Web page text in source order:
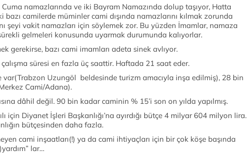
namazlarında ve iki Bayram Namazında dolup taşıyor, Hatta
bazı camilerde müminler cami dışında namazlarını kılmak zorunda
şeyi vakit namazları için söylemek zor. Bu yüzden İmamlar, namaza
gelmeleri konusunda uyarmak durumunda kalıyorlar.
gerekirse, bazı cami imamları adeta sinek avlıyor.
süresi en fazla üç saattir. Haftada 21 saat eder.
var(Trabzon Uzungöl beldesinde turizm amacıyla inşa edilmiş), 28 bin
Cami/Adana).
dâhil değil. 90 bin kadar caminin % 15’i son on yılda yapılmış.
için Diyanet İşleri Başkanlığı’na ayırdığı bütçe 4 milyar 604 milyon lira.
bütçesinden daha fazla.
cami inşaatları(!) ya da cami ihtiyaçları için bir çok köşe başında
lar…